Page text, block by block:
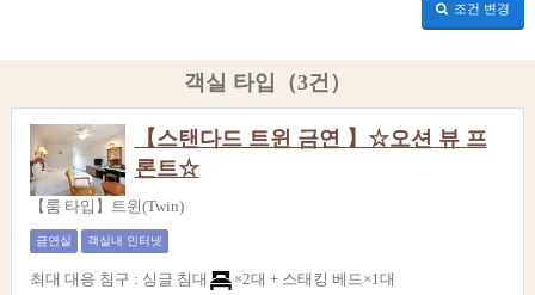
조건 변경
객실 타입（3건）
【스탠다드 트윈 금연 】☆오션 뷰 프
론트☆
【룸 타입】트윈(Twin)
금연실 객실내 인터넷
최대 대응 침구 : 싱글 침대 ×2대 + 스태킹 베드×1대